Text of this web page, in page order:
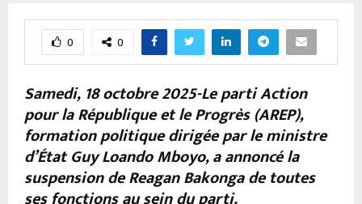
0 0
Samedi, 18 octobre 2025-Le parti Action
pour la République et le Progrès (AREP),
formation politique dirigée par le ministre
d’État Guy Loando Mboyo, a annoncé la
suspension de Reagan Bakonga de toutes